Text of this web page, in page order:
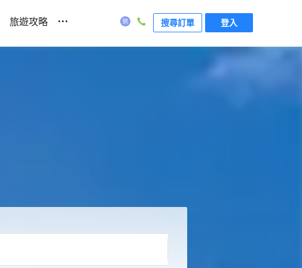
旅遊攻略 ... 搜尋訂單 登入